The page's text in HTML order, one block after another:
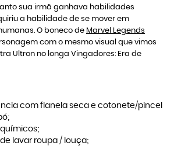
sua irmã ganhava habilidades
a habilidade de se mover em
O boneco de Marvel Legends
com o mesmo visual que vimos
Ultron no longa Vingadores: Era de
com flanela seca e cotonete/pincel
lavar roupa / louça;